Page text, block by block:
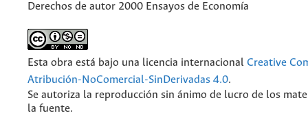
Derechos de autor 2000 Ensayos de Economía
Esta obra está bajo una licencia internacional Creative
Atribución-NoComercial-SinDerivadas 4.0.
Se autoriza la reproducción sin ánimo de lucro de los
la fuente.